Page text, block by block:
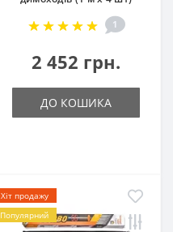
1
2 452 грн.
ДО КОШИКА
Хіт продажу
Популярний